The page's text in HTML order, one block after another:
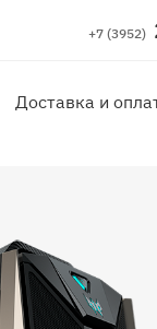
+7 (3952)
Доставка и